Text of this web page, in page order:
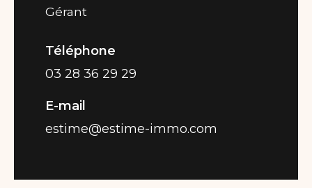
Gérant
Téléphone
03 28 36 29 29
E-mail
estime@estime-immo.com